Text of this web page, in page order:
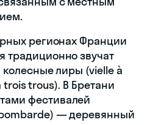
регионах Франции
традиционно звучат
лиры (vielle à
trous). В Бретани
фестивалей
— деревянный